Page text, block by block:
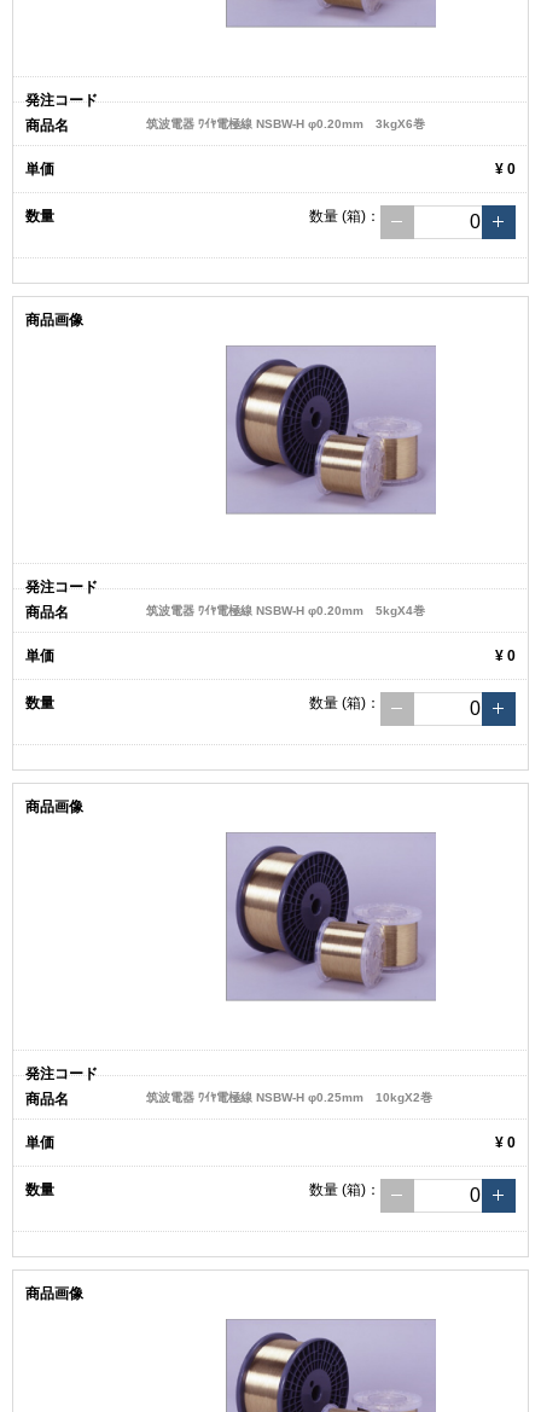
筑波電器 ﾜｲﾔ電極線 NSBW-H φ0.20mm 3kgX6巻
¥ 0
数量 (箱) ：
筑波電器 ﾜｲﾔ電極線 NSBW-H φ0.20mm 5kgX4巻
¥ 0
数量 (箱) ：
筑波電器 ﾜｲﾔ電極線 NSBW-H φ0.25mm 10kgX2巻
¥ 0
数量 (箱) ：